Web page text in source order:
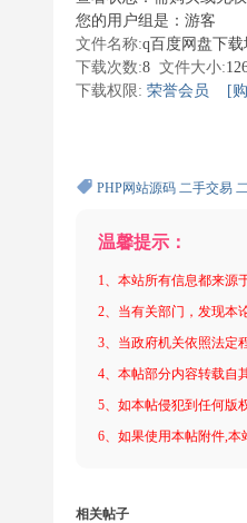
您的用户组是：游客
文件名称:q百度网盘下
下载次数:8 文件大小:
下载权限: 荣誉会员 [
PHP网站源码 二手交易
温馨提示：
1、本站所有信息都来源
2、当有关部门，发现本
3、当政府机关依照法定
4、本帖部分内容转载自
5、如本帖侵犯到任何版
6、如果使用本帖附件,本
相关帖子